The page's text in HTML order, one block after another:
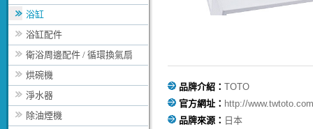
浴缸
浴缸配件
衛浴周邊配件 / 循環換氣扇
烘碗機
淨水器
除油煙機
品牌介紹： TOTO
官方網址： http://
品牌來源： 日本